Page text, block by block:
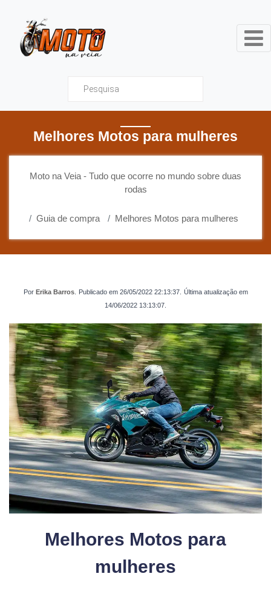
Moto na Veia - Tudo que
Melhores Motos para mulheres
Moto na Veia - Tudo que ocorre no mundo sobre duas
rodas
Guia de compra Melhores Motos para mulheres
Por Erika Barros. Publicado em 26/05/2022 22:13:37. Última atualização em
14/06/2022 13:13:07
Melhores Motos para
mulheres